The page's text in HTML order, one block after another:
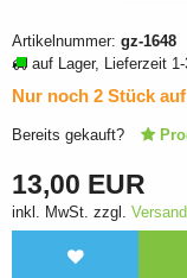
Artikelnummer: gz-1648
auf Lager, Lieferzeit
Nur noch 2 Stück
Bereits gekauft?
13,00 EUR
inkl. MwSt. zzgl.